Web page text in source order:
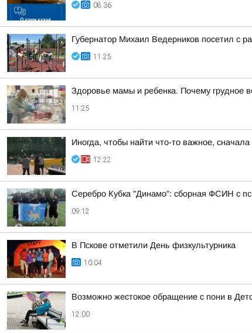
08:36
Губернатор Михаил Ведерников посетил с
11:25
Здоровье мамы и ребенка. Почему грудное
11:25
Иногда, чтобы найти что-то важное,
12:22
Серебро Кубка "Динамо": сборная ФСИН с
09:12
В Пскове отметили День физкультурника
10:04
Возможно жестокое обращение с пони в
12:00